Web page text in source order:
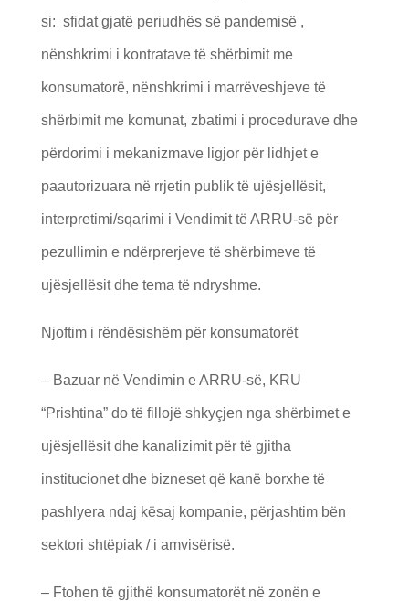
si: sfidat gjatë periudhës së pandemisë ,
nënshkrimi i kontratave të shërbimit me
konsumatorë, nënshkrimi i marrëveshjeve të
shërbimit me komunat, zbatimi i procedurave dhe
përdorimi i mekanizmave ligjor për lidhjet e
paautorizuara në rrjetin publik të ujësjellësit,
interpretimi/sqarimi i Vendimit të ARRU-së për
pezullimin e ndërprerjeve të shërbimeve të
ujësjellësit dhe tema të ndryshme.
Njoftim i rëndësishëm për konsumatorët
– Bazuar në Vendimin e ARRU-së, KRU
“Prishtina” do të fillojë shkyçjen nga shërbimet e
ujësjellësit dhe kanalizimit për të gjitha
institucionet dhe bizneset që kanë borxhe të
pashlyera ndaj kësaj kompanie, përjashtim bën
sektori shtëpiak / i amvisërisë.
– Ftohen të gjithë konsumatorët në zonën e